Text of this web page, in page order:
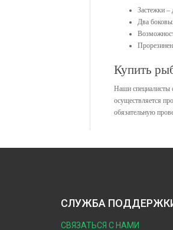
Застежки –
Два
Купить
Наши специалисты
осуществляется
обязательную
СЛУЖБА
СВЯЗАТЬСЯ С НАМИ